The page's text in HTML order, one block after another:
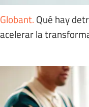
Globant. Qué hay
acelerar la